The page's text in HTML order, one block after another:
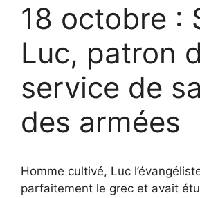
18 octobre :
Luc, patron
service de
des armées
Homme cultivé, Luc
parfaitement le grec et avait